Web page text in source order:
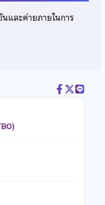
และค่ายภายในการ